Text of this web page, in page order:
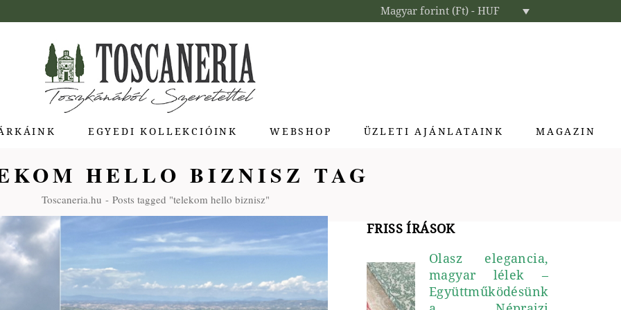
Magyar forint (Ft) - HUF
di Bolgheri
Pienza
Toscana
Stagioni
EGYEDI KOLLEKCIÓINK WEBSHOP ÜZLETI AJÁNLATAINK
Enteriőr parfümök
Szállodai kozmetikumok
MAGAZIN
HELLO BIZNISZ TAG
Toscaneria.hu Posts tagged "telekom hello biznisz"
FRISS ÍRÁSOK
Olasz elegancia,
magyar lélek –
Együttműködésünk